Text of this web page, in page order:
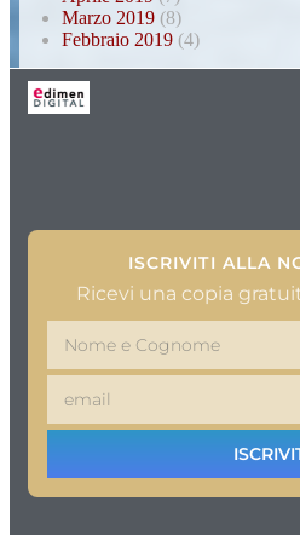
Marzo 2019 (8)
Febbraio 2019 (4)
ISCRIVITI ALLA
Ricevi una copia